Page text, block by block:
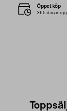
Öppet köp
365 dagar